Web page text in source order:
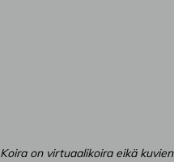
Koira on virtuaalikoira eikä